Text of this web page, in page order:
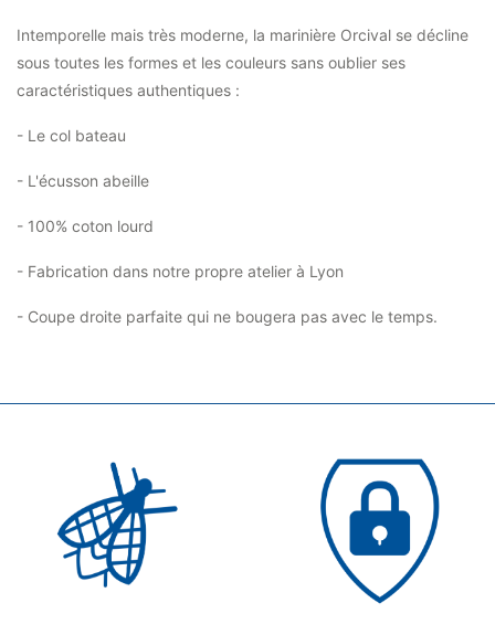
Intemporelle mais très moderne, la marinière Orcival se décline
sous toutes les formes et les couleurs sans oublier ses
caractéristiques authentiques :
- Le col bateau
- L'écusson abeille
- 100% coton lourd
- Fabrication dans notre propre atelier à Lyon
- Coupe droite parfaite qui ne bougera pas avec le temps.